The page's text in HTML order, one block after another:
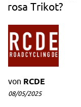
rosa Trikot?
von RCDE
08/05/2025